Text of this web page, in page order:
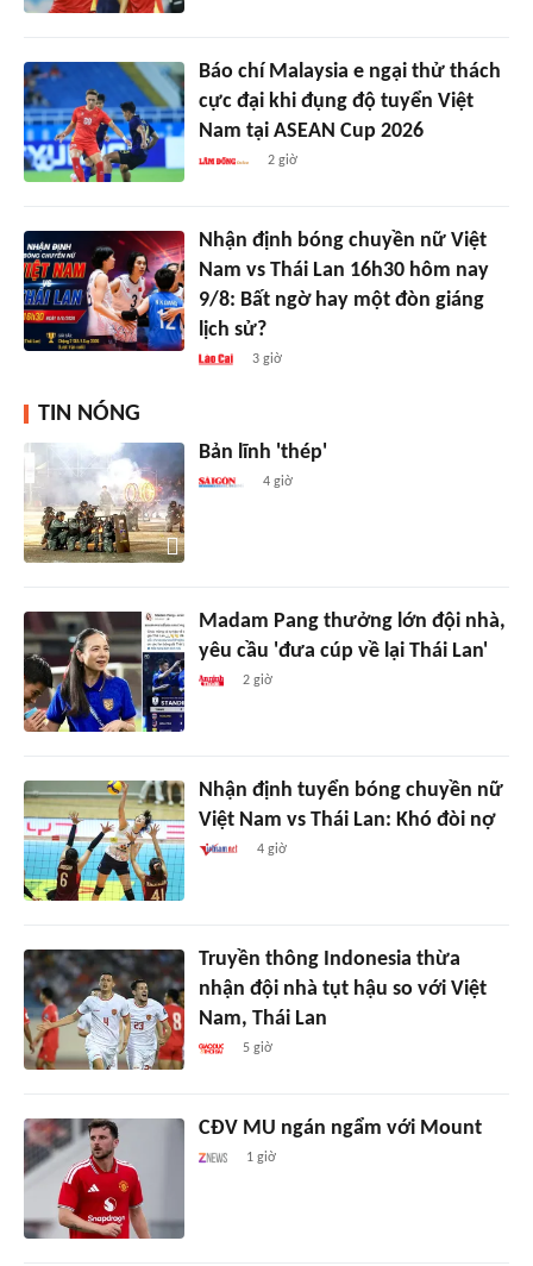
Báo chí Malaysia e ngại thử thách
cực đại khi đụng độ tuyển Việt
Nam tại ASEAN Cup 2026
2 giờ
Nhận định bóng chuyền nữ Việt
Nam vs Thái Lan 16h30 hôm nay
9/8: Bất ngờ hay một đòn giáng
lịch sử?
3 giờ
TIN NÓNG
Bản lĩnh 'thép'
4 giờ
Madam Pang thưởng lớn đội nhà,
yêu cầu 'đưa cúp về lại Thái Lan'
2 giờ
Nhận định tuyển bóng chuyền nữ
Việt Nam vs Thái Lan: Khó đòi nợ
4 giờ
Truyền thông Indonesia thừa
nhận đội nhà tụt hậu so với Việt
Nam, Thái Lan
5 giờ
CĐV MU ngán ngẩm với Mount
1 giờ